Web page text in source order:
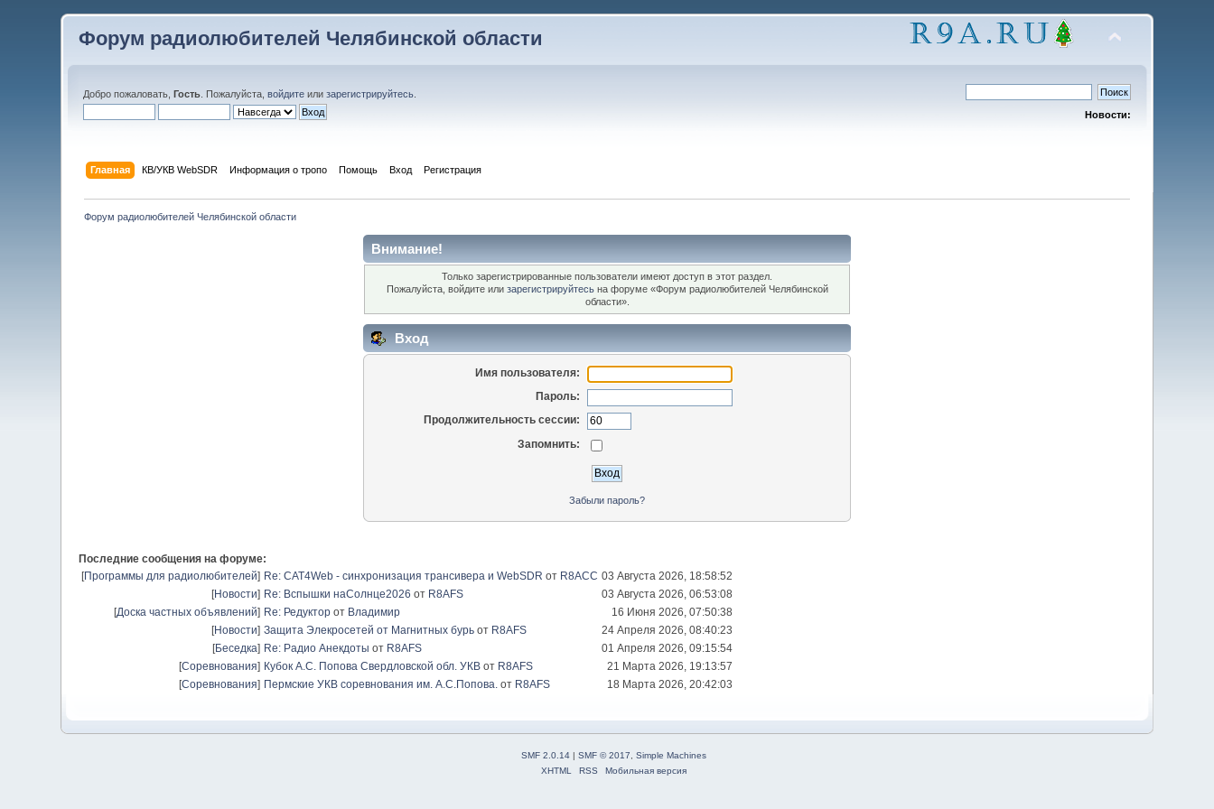
Форум радиолюбителей Челябинской области
Добро пожаловать,Гость . Пожалуйста,войдите илизарегистрируйтесь
Новости:
Главная КВ/УКВ WebSDR Информация о тропо Помощь Вход Регистрация
Форум радиолюбителей Челябинской области
Внимание!
Только зарегистрированные пользователи имеют доступ в этот раздел.
Пожалуйста, войдите или зарегистрируйтесьна форуме «Форум радиолюбителей Челябинской
области».
Вход
Имя пользователя:
Пароль:
Продолжительность сессии:
Запомнить:
Забыли пароль?
Последние сообщения на форуме:
[Программы для радиолюбителей] Re: CAT4Web - синхронизация трансивера и WebSDR от R8ACC 03 Августа 2026, 18:58:52
[Новости] Re: Вспышки наСолнце2026 от R8AFS
03 Августа 2026, 06:53:08
[Доска частных объявлений] Re: Редуктор от Владимир
16 Июня 2026, 07:50:38
[Новости] Защита Элекросетей от Магнитных бурь от R8AFS
24 Апреля 2026, 08:40:23
[Беседка] Re: Радио Анекдоты от R8AFS
01 Апреля 2026, 09:15:54
[Соревнования] Кубок А.С. Попова Свердловской обл. УКВ от R8AFS
21 Марта 2026, 19:13:57
[Соревнования] Пермские УКВ соревнования им. А.С.Попова. от R8AFS 18 Марта 2026, 20:42:03
SMF 2.0.14 | SMF © 2017
Simple Machines
XHTML
RSS Мобильная версия